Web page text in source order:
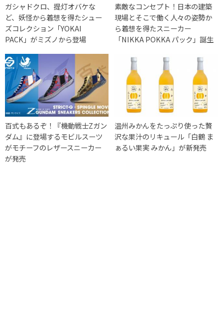
ガシャドクロ、提灯オバケな
ど、妖怪から着想を得たシュー
ズコレクション「YOKAI
PACK」がミズノから登場
素敵なコンセプト！日本の建築
現場とそこで働く人々の姿勢か
ら着想を得たスニーカー
「NIKKA POKKA パック」誕生
百式もあるぞ！『機動戦士Zガン
ダム』に登場するモビルスーツ
がモチーフのレザースニーカー
が発売
温州みかんをたっぷり使った贅
沢な果汁のリキュール「白鶴 ま
ぁるい果実 みかん」が新発売